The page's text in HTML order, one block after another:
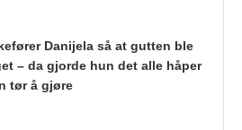
Danijela så at gutten ble
– da gjorde hun det alle håper
tør å gjøre